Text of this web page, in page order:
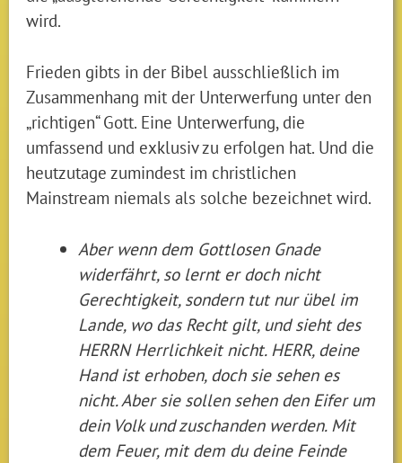
wird.
Frieden gibts in der Bibel ausschließlich im
Zusammenhang mit der Unterwerfung unter den
„richtigen“ Gott. Eine Unterwerfung, die
umfassend und exklusiv zu erfolgen hat. Und die
heutzutage zumindest im christlichen
Mainstream niemals als solche bezeichnet wird.
Aber wenn dem Gottlosen Gnade
widerfährt, so lernt er doch nicht
Gerechtigkeit, sondern tut nur übel im
Lande, wo das Recht gilt, und sieht des
HERRN Herrlichkeit nicht. HERR, deine
Hand ist erhoben, doch sie sehen es
nicht. Aber sie sollen sehen den Eifer um
dein Volk und zuschanden werden. Mit
dem Feuer, mit dem du deine Feinde